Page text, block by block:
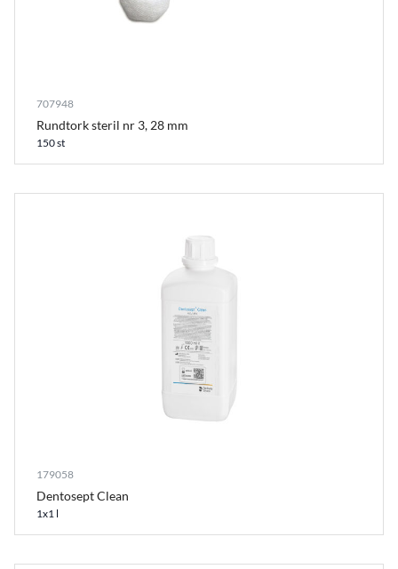
707948
Rundtork steril nr 3, 28 mm
150 st
179058
Dentosept Clean
1x1 l